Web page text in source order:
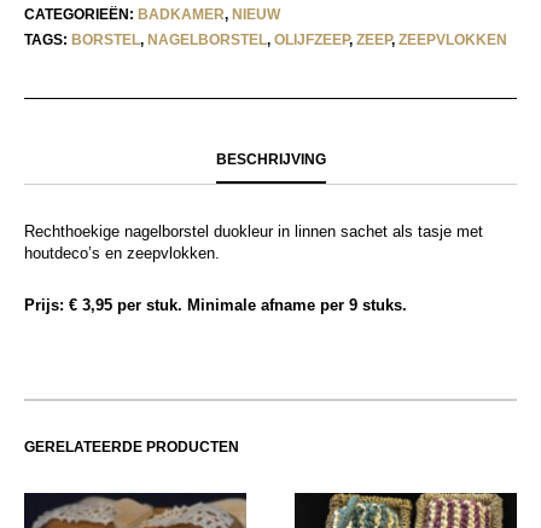
CATEGORIEËN: BADKAMER, NIEUW
TAGS: BORSTEL, NAGELBORSTEL, OLIJFZEEP, ZEEP, ZEEPVLOKKEN
BESCHRIJVING
Rechthoekige nagelborstel duokleur in linnen sachet als tasje met
houtdeco’s en zeepvlokken.
Prijs: € 3,95 per stuk. Minimale afname per 9 stuks.
GERELATEERDE PRODUCTEN